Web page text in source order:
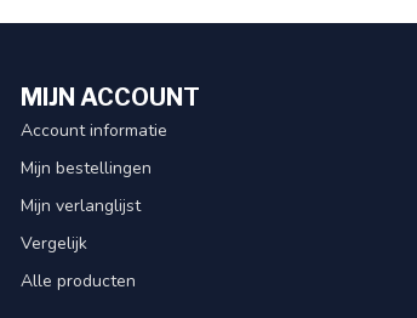
MIJN ACCOUNT
Account informatie
Mijn bestellingen
Mijn verlanglijst
Vergelijk
Alle producten